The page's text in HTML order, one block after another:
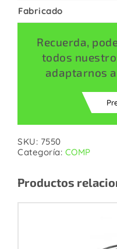
Fabricado
Recuerda,
todos
adaptarnos
SKU: 7550
Categoría: COMP
Productos